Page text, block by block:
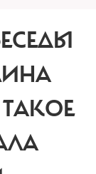
ТАКОЕ